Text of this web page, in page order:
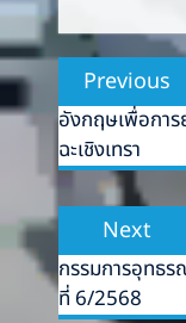
Post
navigation
Previous
อังกฤษเพื่อกา
ฉะเชิงเทรา
Next
กรรมการอุทธร
ที่ 6/2568